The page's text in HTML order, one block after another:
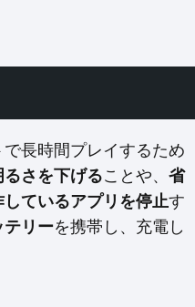
長時間プレイするため
るさを下げることや、 省
ているアプリを停止す
テリーを携帯し、充電し